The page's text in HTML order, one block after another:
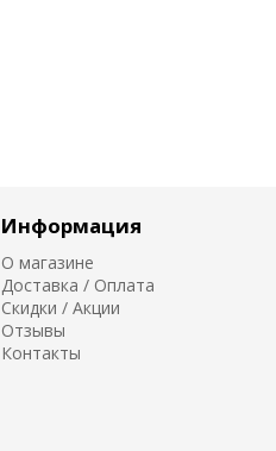
Информация
О магазине
Доставка / Оплата
Скидки / Акции
Отзывы
Контакты